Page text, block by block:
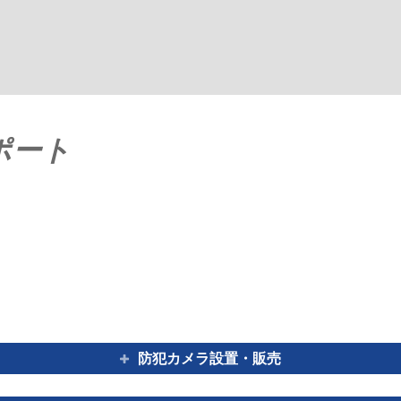
ート
防犯カメラ設置・販売